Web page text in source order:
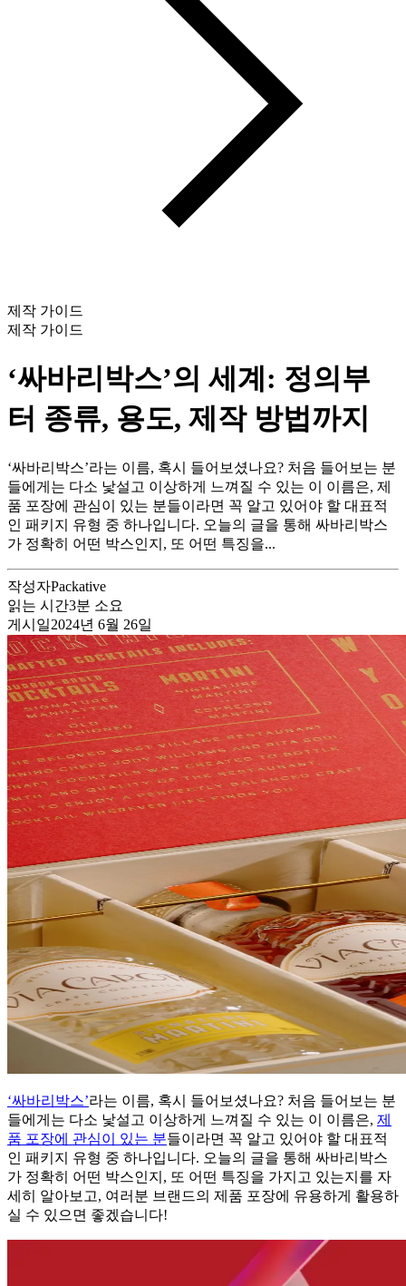
제작 가이드
제작 가이드
‘싸바리박스’의 세계: 정의부
터 종류, 용도, 제작 방법까지
‘싸바리박스’라는 이름, 혹시 들어보셨나요? 처음 들어보는 분
들에게는 다소 낯설고 이상하게 느껴질 수 있는 이 이름은, 제
품 포장에 관심이 있는 분들이라면 꼭 알고 있어야 할 대표적
인 패키지 유형 중 하나입니다. 오늘의 글을 통해 싸바리박스
가 정확히 어떤 박스인지, 또 어떤 특징을...
작성자Packative
읽는 시간3분 소요
게시일2024년 6월 26일
‘싸바리박스’라는 이름, 혹시 들어보셨나요? 처음 들어보는 분
들에게는 다소 낯설고 이상하게 느껴질 수 있는 이 이름은, 제
품 포장에 관심이 있는 분들이라면 꼭 알고 있어야 할 대표적
인 패키지 유형 중 하나입니다. 오늘의 글을 통해 싸바리박스
가 정확히 어떤 박스인지, 또 어떤 특징을 가지고 있는지를 자
세히 알아보고, 여러분 브랜드의 제품 포장에 유용하게 활용하
실 수 있으면 좋겠습니다!